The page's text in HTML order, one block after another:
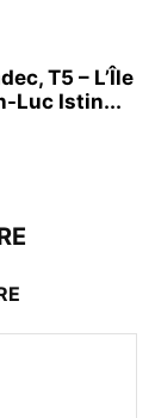
T5 – L’Île
Luc Istin...